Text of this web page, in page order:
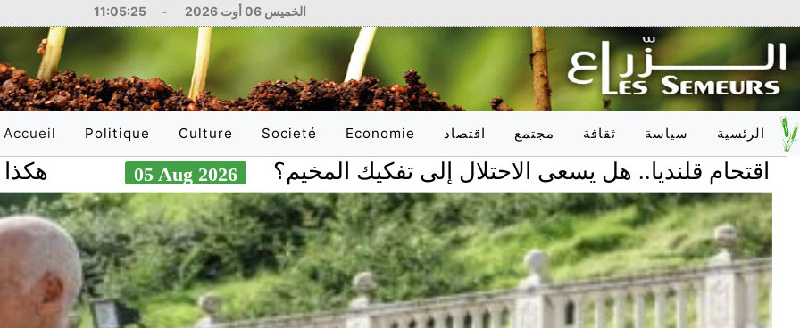
الخميس 06 أوت 2026 -
11:05:26
Accueil
(current)
Politique
National
International
Culture
Littérature
Philosophie
Arts
Réflexions
Médias
Societé
Education
Santé
Sciences
Justice
Economie
National
International
اقتصاد
وطـنـي
دولـي
مجتمع
تربية
صحّة
علوم
عدالة
ثقافة
أدب
فلسفة
فنون
فكر
اعلام
سياسة
وطـنـي
دولـي
الرئسية
هكذا أصبحت 05 Aug 2026 قلنديا.. هل يسعى الاحتلال إلى تفكيك المخيم؟